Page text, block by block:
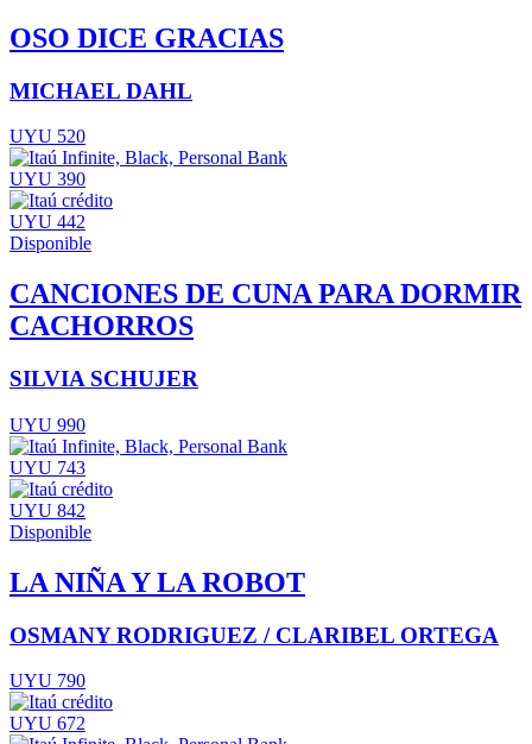
OSO DICE GRACIAS
MICHAEL DAHL
UYU 520
UYU 390
UYU 442
Disponible
CANCIONES DE CUNA PARA DORMIR
CACHORROS
SILVIA SCHUJER
UYU 990
UYU 743
UYU 842
Disponible
LA NIÑA Y LA ROBOT
OSMANY RODRIGUEZ / CLARIBEL ORTEGA
UYU 790
UYU 672